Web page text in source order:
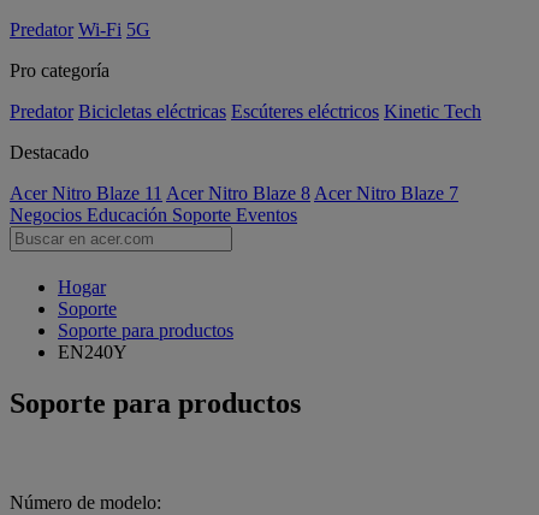
Predator Wi-Fi 5G
Pro categoría
Predator Bicicletas eléctricas Escúteres eléctricos Kinetic Tech
Destacado
Acer Nitro Blaze 11 Acer Nitro Blaze 8 Acer Nitro Blaze 7
Negocios Educación Soporte Eventos
Hogar
Soporte
Soporte para productos
EN240Y
Soporte para productos
Número de modelo: